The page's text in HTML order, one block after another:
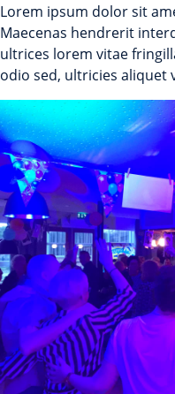
Lorem ipsum dolor sit
Maecenas hendrerit
ultrices lorem vitae
odio sed, ultricies aliquet